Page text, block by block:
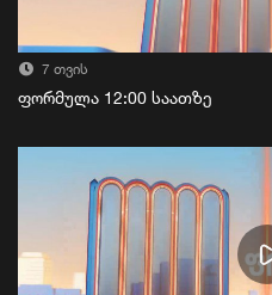
7 თვის
ფორმულა 12:00 საათზე